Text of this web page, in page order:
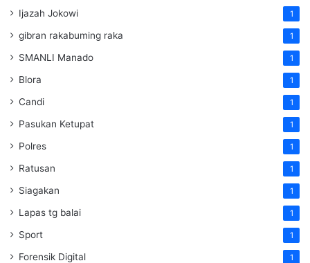
Ijazah Jokowi 1
gibran rakabuming raka 1
SMANLI Manado 1
Blora 1
Candi 1
Pasukan Ketupat 1
Polres 1
Ratusan 1
Siagakan 1
Lapas tg balai 1
Sport 1
Forensik Digital 1